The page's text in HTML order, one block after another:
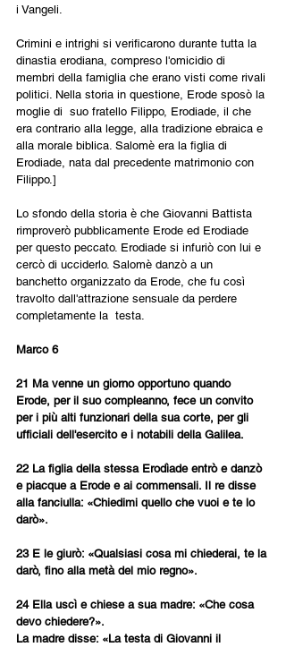
i Vangeli.
Crimini e intrighi si verificarono durante tutta la
dinastia erodiana, compreso l'omicidio di
membri della famiglia che erano visti come rivali
politici. Nella storia in questione, Erode sposò la
moglie di  suo fratello Filippo, Erodiade, il che
era contrario alla legge, alla tradizione ebraica e
alla morale biblica. Salomè era la figlia di
Erodiade, nata dal precedente matrimonio con
Filippo.]
Lo sfondo della storia è che Giovanni Battista
rimproverò pubblicamente Erode ed Erodiade
per questo peccato. Erodiade si infuriò con lui e
cercò di ucciderlo. Salomè danzò a un
banchetto organizzato da Erode, che fu così
travolto dall'attrazione sensuale da perdere
completamente la  testa.
Marco 6
21 Ma venne un giorno opportuno quando
Erode, per il suo compleanno, fece un convito
per i più alti funzionari della sua corte, per gli
ufficiali dell'esercito e i notabili della Galilea.
22 La figlia della stessa Erodìade entrò e danzò
e piacque a Erode e ai commensali. Il re disse
alla fanciulla: «Chiedimi quello che vuoi e te lo
darò».
23 E le giurò: «Qualsiasi cosa mi chiederai, te la
darò, fino alla metà del mio regno».
24 Ella uscì e chiese a sua madre: «Che cosa
devo chiedere?».
La madre disse: «La testa di Giovanni il